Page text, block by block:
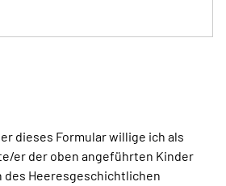
dieses Formular willige ich als
er der oben angeführten Kinder
des Heeresgeschichtlichen